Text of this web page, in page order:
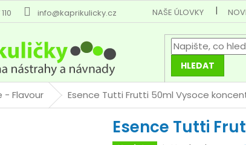
info@kaprikulicky.cz NAŠE ÚLOVKY
HLEDAT
- Flavour Esence Tutti Frutti 50ml Vysoce
Esence Tutti